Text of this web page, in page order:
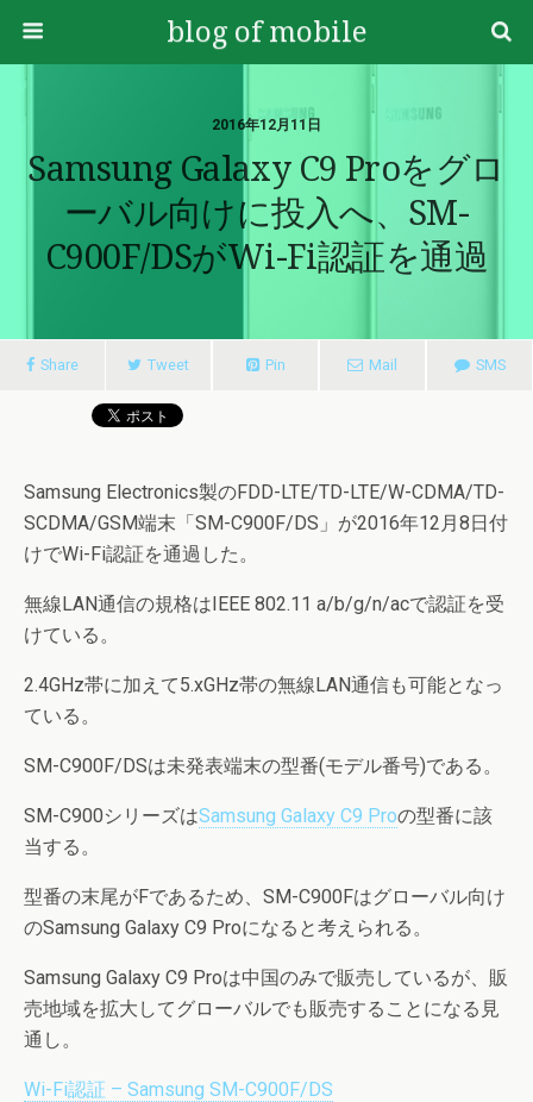
blog of mobile
2016年12月11日
Samsung Galaxy C9 Proをグロ
ーバル向けに投入へ、SM-
C900F/DSがWi-Fi認証を通過
Share Tweet Pin Mail SMS
Samsung Electronics製のFDD-LTE/TD-LTE/W-CDMA/TD-
SCDMA/GSM端末「SM-C900F/DS」が2016年12月8日付
けでWi-Fi認証を通過した。
無線LAN通信の規格はIEEE 802.11 a/b/g/n/acで認証を受
けている。
2.4GHz帯に加えて5.xGHz帯の無線LAN通信も可能となっ
ている。
SM-C900F/DSは未発表端末の型番(モデル番号)である。
SM-C900シリーズはSamsung Galaxy C9 Proの型番に該
当する。
型番の末尾がFであるため、SM-C900Fはグローバル向け
のSamsung Galaxy C9 Proになると考えられる。
Samsung Galaxy C9 Proは中国のみで販売しているが、販
売地域を拡大してグローバルでも販売することになる見
通し。
Wi-Fi認証 – Samsung SM-C900F/DS